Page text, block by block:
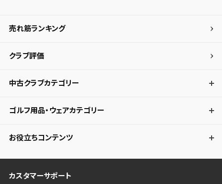
売れ筋ランキング
クラブ評価
中古クラブカテゴリー
ゴルフ用品・ウェアカテゴリー
お役立ちコンテンツ
カスタマーサポート